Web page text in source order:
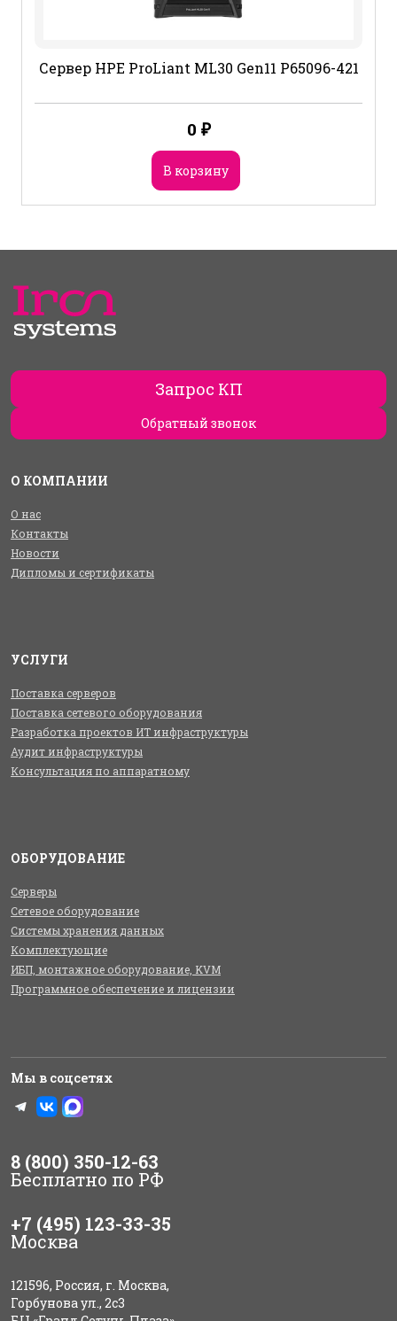
Сервер HPE ProLiant ML30 Gen11 P65096-421
0 ₽
В корзину
Запрос КП
Обратный звонок
О КОМПАНИИ
О нас
Контакты
Новости
Дипломы и сертификаты
УСЛУГИ
Поставка серверов
Поставка сетевого оборудования
Разработка проектов ИТ инфраструктуры
Аудит инфраструктуры
Консультация по аппаратному
ОБОРУДОВАНИЕ
Серверы
Сетевое оборудование
Системы хранения данных
Комплектующие
ИБП, монтажное оборудование, KVM
Программное обеспечение и лицензии
Мы в соцсетях
8 (800) 350-12-63
Бесплатно по РФ
+7 (495) 123-33-35
Москва
121596, Россия, г. Москва,
Горбунова ул., 2с3